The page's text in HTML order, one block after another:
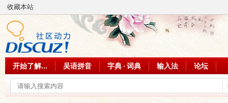
收藏本站
开始了解... 吴语拼音 字典 · 词典 输入法 论坛